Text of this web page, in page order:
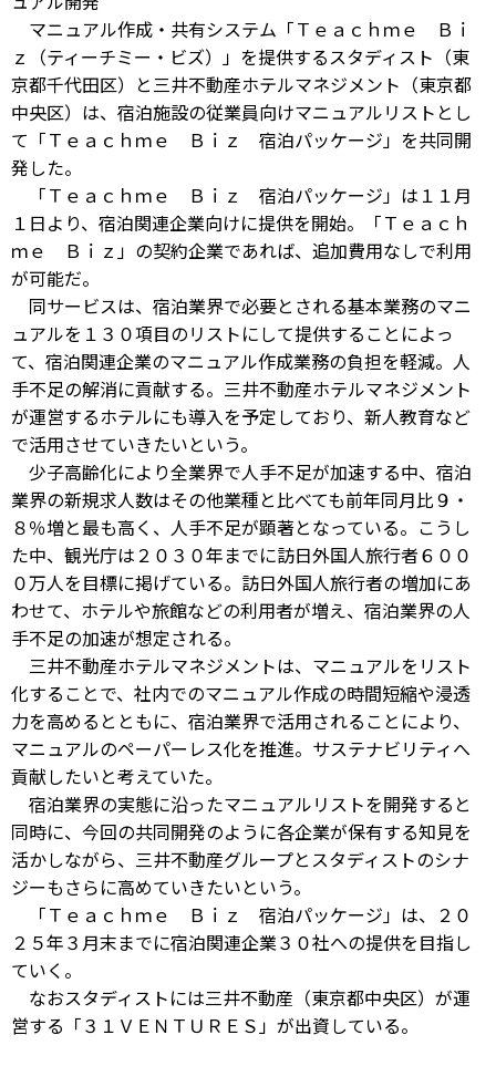
マニュアル作成・共有システム「Ｔｅａｃｈｍｅ Ｂｉ
ｚ（ティーチミー・ビズ）」を提供するスタディスト（東
京都千代田区）と三井不動産ホテルマネジメント（東京都
中央区）は、宿泊施設の従業員向けマニュアルリストとし
て「Ｔｅａｃｈｍｅ Ｂｉｚ 宿泊パッケージ」を共同開
発した。
「Ｔｅａｃｈｍｅ Ｂｉｚ 宿泊パッケージ」は１１月
１日より、宿泊関連企業向けに提供を開始。「Ｔｅａｃｈ
ｍｅ Ｂｉｚ」の契約企業であれば、追加費用なしで利用
が可能だ。
同サービスは、宿泊業界で必要とされる基本業務のマニ
ュアルを１３０項目のリストにして提供することによっ
て、宿泊関連企業のマニュアル作成業務の負担を軽減。人
手不足の解消に貢献する。三井不動産ホテルマネジメント
が運営するホテルにも導入を予定しており、新人教育など
で活用させていきたいという。
少子高齢化により全業界で人手不足が加速する中、宿泊
業界の新規求人数はその他業種と比べても前年同月比９・
８％増と最も高く、人手不足が顕著となっている。こうし
た中、観光庁は２０３０年までに訪日外国人旅行者６００
０万人を目標に掲げている。訪日外国人旅行者の増加にあ
わせて、ホテルや旅館などの利用者が増え、宿泊業界の人
手不足の加速が想定される。
三井不動産ホテルマネジメントは、マニュアルをリスト
化することで、社内でのマニュアル作成の時間短縮や浸透
力を高めるとともに、宿泊業界で活用されることにより、
マニュアルのペーパーレス化を推進。サステナビリティへ
貢献したいと考えていた。
宿泊業界の実態に沿ったマニュアルリストを開発すると
同時に、今回の共同開発のように各企業が保有する知見を
活かしながら、三井不動産グループとスタディストのシナ
ジーもさらに高めていきたいという。
「Ｔｅａｃｈｍｅ Ｂｉｚ 宿泊パッケージ」は、２０
２５年３月末までに宿泊関連企業３０社への提供を目指し
ていく。
なおスタディストには三井不動産（東京都中央区）が運
営する「３１ＶＥＮＴＵＲＥＳ」が出資している。